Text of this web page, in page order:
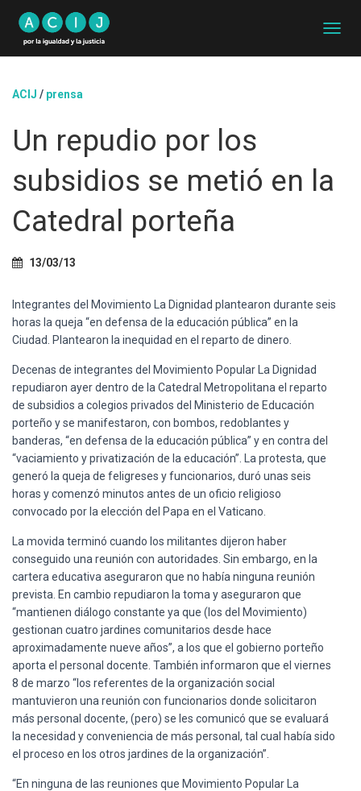
A
D
O
G
ACIJ / prensa
Un repudio por los
subsidios se metió en la
Catedral porteña
13/03/13
Integrantes del Movimiento La Dignidad plantearon durante seis
horas la queja “en defensa de la educación pública” en la
Ciudad. Plantearon la inequidad en el reparto de dinero.
Decenas de integrantes del Movimiento Popular La Dignidad
repudiaron ayer dentro de la Catedral Metropolitana el reparto
de subsidios a colegios privados del Ministerio de Educación
porteño y se manifestaron, con bombos, redoblantes y
banderas, “en defensa de la educación pública” y en contra del
“vaciamiento y privatización de la educación”. La protesta, que
generó la queja de feligreses y funcionarios, duró unas seis
horas y comenzó minutos antes de un oficio religioso
convocado por la elección del Papa en el Vaticano.
La movida terminó cuando los militantes dijeron haber
conseguido una reunión con autoridades. Sin embargo, en la
cartera educativa aseguraron que no había ninguna reunión
prevista. En cambio repudiaron la toma y aseguraron que
“mantienen diálogo constante ya que (los del Movimiento)
gestionan cuatro jardines comunitarios desde hace
aproximadamente nueve años”, a los que el gobierno porteño
aporta el personal docente. También informaron que el viernes
8 de marzo “los referentes de la organización social
mantuvieron una reunión con funcionarios donde solicitaron
más personal docente, (pero) se les comunicó que se evaluará
la necesidad y conveniencia de más personal, tal cual había sido
el proceso en los otros jardines de la organización”.
“En ninguna de las reuniones que Movimiento Popular La